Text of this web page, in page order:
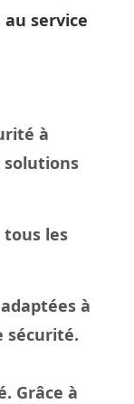
service
à
solutions
les
à
sécurité.
Grâce à